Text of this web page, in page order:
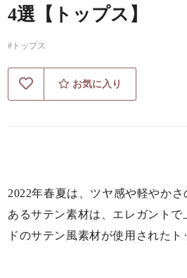
4選【トップス】
#トップス
お気に入り
2022年春夏は、ツヤ感や軽やか
あるサテン素材は、エレガント
ドのサテン風素材が使用されたト